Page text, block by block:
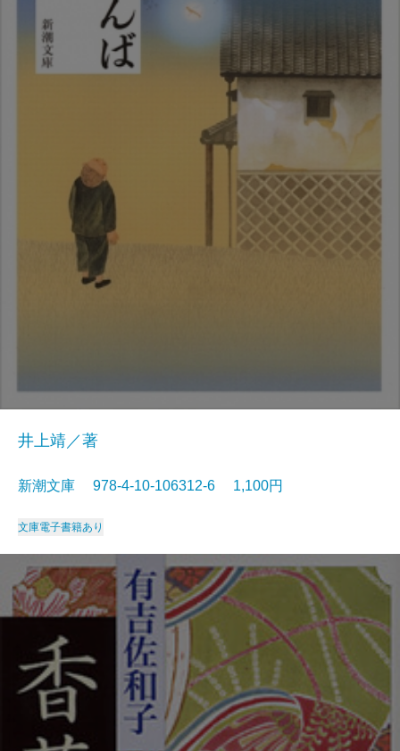
井上靖／著
新潮文庫 978-4-10-106312-6 1,100円
文庫電子書籍あり